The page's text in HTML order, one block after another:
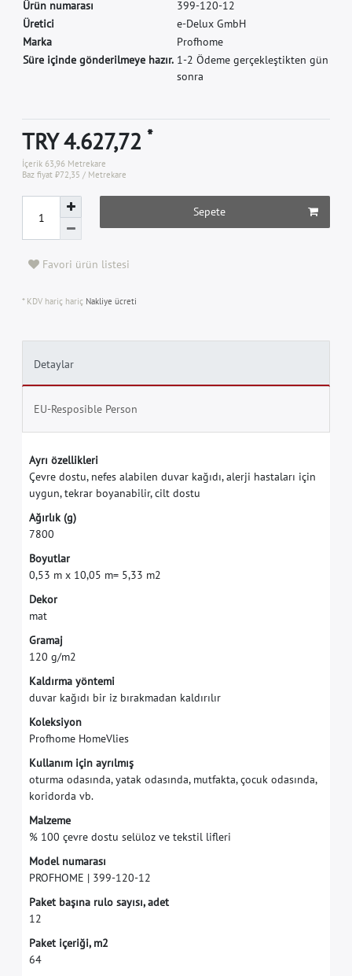
Ürün numarası 399-120-12
Üretici e-Delux GmbH
Marka Profhome
Süre içinde gönderilmeye hazır. 1-2 Ödeme gerçekleştikten gün
sonra
TRY 4.627,72*
İçerik63,96 Metrekare
Baz fiyat₺72,35 / Metrekare
Sepete
Favori ürün listesi
* KDV hariç hariç Nakliye ücreti
Detaylar
EU-Resposible Person
Ayrı özellikleri
Çevre dostu, nefes alabilen duvar kağıdı, alerji hastaları için
uygun, tekrar boyanabilir, cilt dostu
Ağırlık (g)
7800
Boyutlar
0,53 m x 10,05 m= 5,33 m2
Dekor
mat
Gramaj
120 g/m2
Kaldırma yöntemi
duvar kağıdı bir iz bırakmadan kaldırılır
Koleksiyon
Profhome HomeVlies
Kullanım için ayrılmış
oturma odasında, yatak odasında, mutfakta, çocuk odasında,
koridorda vb.
Malzeme
% 100 çevre dostu selüloz ve tekstil liferi
Model numarası
PROFHOME | 399-120-12
Paket başına rulo sayısı, adet
12
Paket içeriği, m2
64